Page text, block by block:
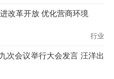
改革开放 优化营商环境
行业
次会议举行大会发言 汪洋出